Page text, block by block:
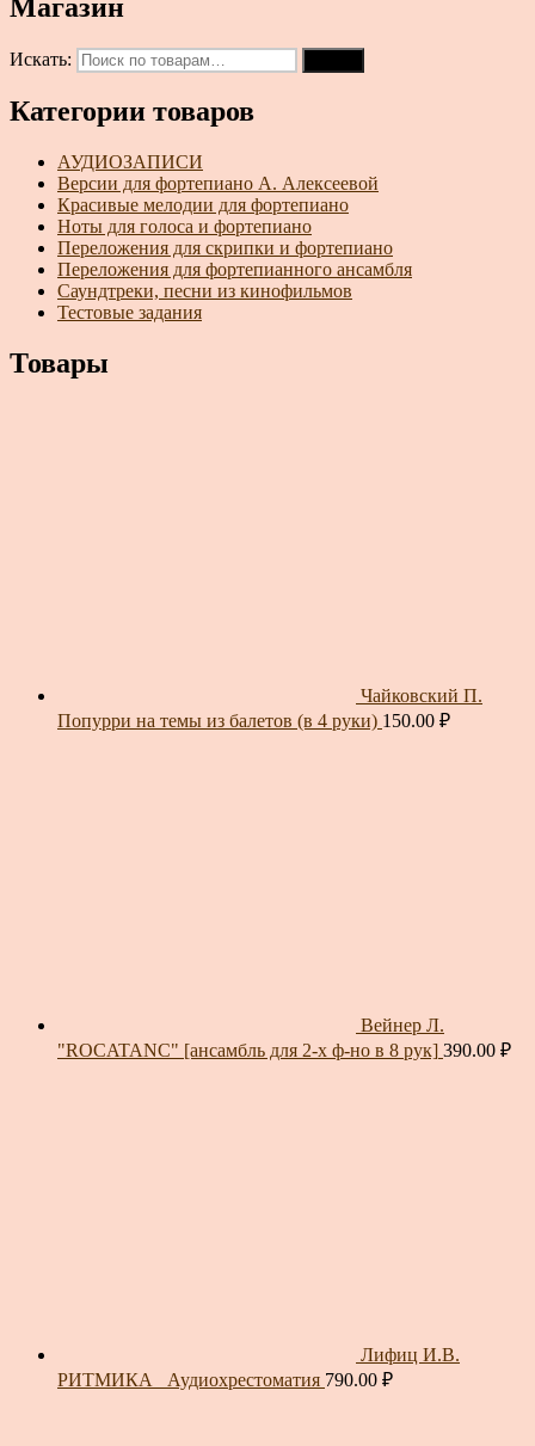
Магазин
Искать:
Категории товаров
АУДИОЗАПИСИ
Версии для фортепиано А. Алексеевой
Красивые мелодии для фортепиано
Ноты для голоса и фортепиано
Переложения для скрипки и фортепиано
Переложения для фортепианного ансамбля
Саундтреки, песни из кинофильмов
Тестовые задания
Товары
Чайковский П.
Попурри на темы из балетов (в 4 руки) 150.00 ₽
Вейнер Л.
"ROCATANC" [ансамбль для 2-х ф-но в 8 рук] 390.00 ₽
Лифиц И.В.
РИТМИКА_ Аудиохрестоматия 790.00 ₽